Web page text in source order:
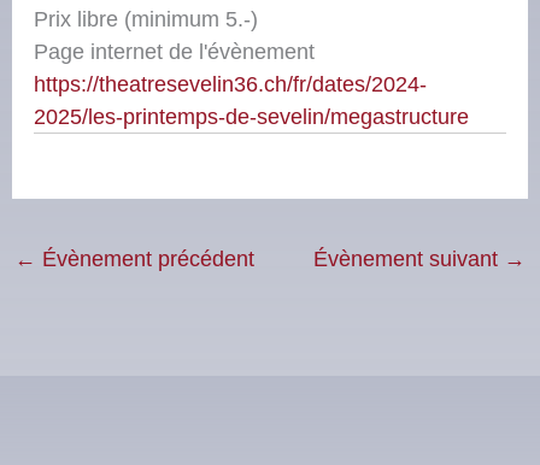
Prix libre (minimum 5.-)
Page internet de l'évènement
https://theatresevelin36.ch/fr/dates/2024-
2025/les-printemps-de-sevelin/megastructure
← Évènement précédent Évènement suivant →